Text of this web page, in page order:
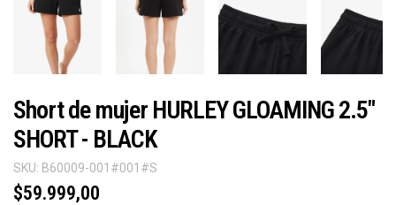
Short de mujer HURLEY GLOAMING 2.5"
SHORT - BLACK
SKU: B60009-001#001#S
$59.999,00